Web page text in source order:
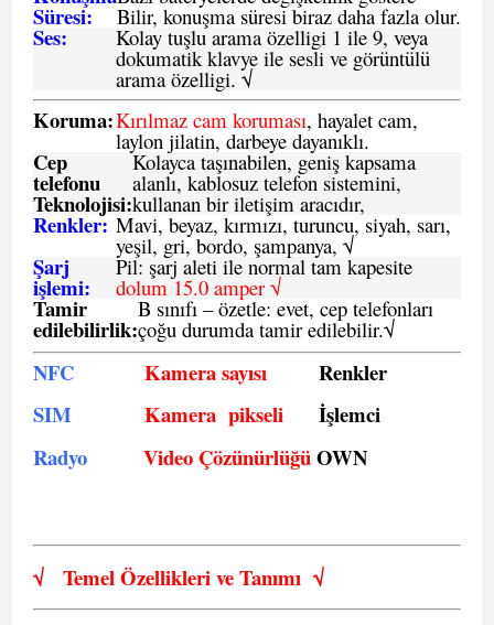
Süresi: Bilir, konuşma süresi biraz daha fazla olur.
Ses: Kolay tuşlu arama özelligi 1 ile 9, veya
dokumatik klavye ile sesli ve görüntülü
arama özelligi. √
Koruma:Kırılmaz cam koruması, hayalet cam,
laylon jilatin, darbeye dayanıklı.
Cep
telefonu
Teknolojisi:
Kolayca taşınabilen, geniş kapsama
alanlı, kablosuz telefon sistemini,
kullanan bir iletişim aracıdır,
Renkler: Mavi, beyaz, kırmızı, turuncu, siyah, sarı,
yeşil, gri, bordo, şampanya, √
Şarj
işlemi:
Pil: şarj aleti ile normal tam kapesite
dolum 15.0 amper √
Tamir
edilebilirlik:
B sınıfı – özetle: evet, cep telefonları
çoğu durumda tamir edilebilir.√
NFC Kamera sayısı
Renkler
SIM
Kamera pikseli
İşlemci
Radyo
Video ÇözünürlüğüOWN
√ Temel Özellikleri veTanımı √